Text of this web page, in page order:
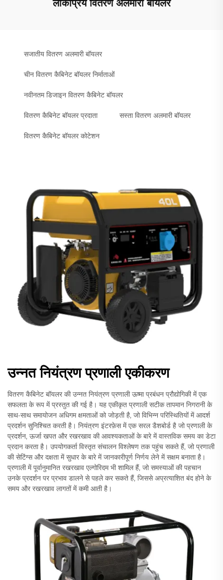
लोकप्रिय वितरण अलमारी बॉयलर
सजातीय वितरण अलमारी बॉयलर
चीन वितरण कैबिनेट बॉयलर निर्माताओं
नवीनतम डिजाइन वितरण कैबिनेट बॉयलर
वितरण कैबिनेट बॉयलर प्रदाता सस्ता वितरण अलमारी बॉयलर
वितरण कैबिनेट बॉयलर कोटेशन
उन्नत नियंत्रण प्रणाली एकीकरण
वितरण कैबिनेट बॉयलर की उन्नत नियंत्रण प्रणाली ऊष्मा प्रबंधन प्रौद्योगिकी में एक
सफलता के रूप में प्रस्तुत की गई है। यह एकीकृत प्रणाली सटीक तापमान निगरानी के
साथ-साथ समायोजन अधिगम क्षमताओं को जोड़ती है, जो विभिन्न परिस्थितियों में आदर्श
प्रदर्शन सुनिश्चित करती है। नियंत्रण इंटरफ़ेस में एक सरल डैशबोर्ड है जो प्रणाली के
प्रदर्शन, ऊर्जा खपत और रखरखाव की आवश्यकताओं के बारे में वास्तविक समय का डेटा
प्रदान करता है। उपयोगकर्ता विस्तृत संचालन विश्लेषण तक पहुंच सकते हैं, जो प्रणाली
की सेटिंग्स और दक्षता में सुधार के बारे में जानकारीपूर्ण निर्णय लेने में सक्षम बनाता है।
प्रणाली में पूर्वानुमानित रखरखाव एल्गोरिदम भी शामिल हैं, जो समस्याओं की पहचान
उनके प्रदर्शन पर प्रभाव डालने से पहले कर सकते हैं, जिससे अप्रत्याशित बंद होने के
समय और रखरखाव लागतों में कमी आती है।